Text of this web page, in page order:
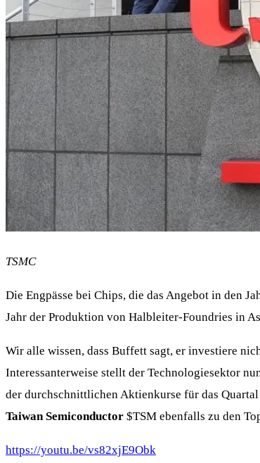
TSMC
Die Engpässe bei Chips, die das Angebot in den
Jahr der Produktion von Halbleiter-Foundries in
Wir alle wissen, dass Buffett sagt, er investiere
Interessanterweise stellt der Technologiesektor
der durchschnittlichen Aktienkurse für das
Taiwan Semiconductor $TSM ebenfalls zu den
https://youtu.be/vs82xjE9Obk